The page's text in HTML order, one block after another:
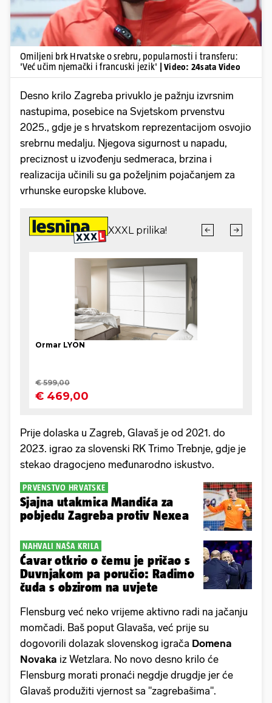
Omiljeni brk Hrvatske o srebru, popularnosti i transferu:
'Već učim njemački i francuski jezik'
| Video: 24sata Video
Desno krilo Zagreba privuklo je pažnju izvrsnim
nastupima, posebice na Svjetskom prvenstvu
2025., gdje je s hrvatskom reprezentacijom osvojio
srebrnu medalju. Njegova sigurnost u napadu,
preciznost u izvođenju sedmeraca, brzina i
realizacija učinili su ga poželjnim pojačanjem za
vrhunske europske klubove.
Prije dolaska u Zagreb, Glavaš je od 2021. do
2023. igrao za slovenski RK Trimo Trebnje, gdje je
stekao dragocjeno međunarodno iskustvo.
PRVENSTVO HRVATSKE
Sjajna utakmica Mandića za
pobjedu Zagreba protiv Nexea
NAHVALI NAŠA KRILA
Ćavar otkrio o čemu je pričao s
Duvnjakom pa poručio: Radimo
čuda s obzirom na uvjete
Flensburg već neko vrijeme aktivno radi na jačanju
momčadi. Baš poput Glavaša, već prije su
dogovorili dolazak slovenskog igrača Domena
Novaka iz Wetzlara. No novo desno krilo će
Flensburg morati pronaći negdje drugdje jer će
Glavaš produžiti vjernost sa "zagrebašima".